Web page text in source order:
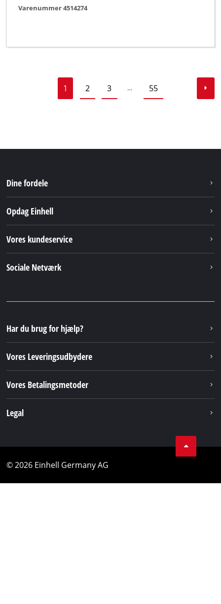
Varenummer 4514274
1 2 3 … 55
Dine fordele
Opdag Einhell
Vores kundeservice
Sociale Netværk
Har du brug for hjælp?
Vores Leveringsudbydere
Vores Betalingsmetoder
Legal
© 2026 Einhell Germany AG